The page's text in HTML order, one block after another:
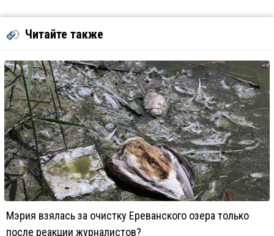
Читайте также
Мэрия взялась за очистку Ереванского озера только
после реакции журналистов?